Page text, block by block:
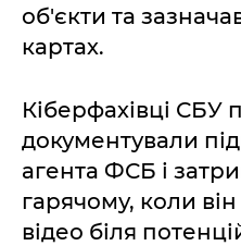
об'єкти та
картах.
Кіберфахівці СБУ
документували
агента ФСБ і
гарячому, коли
відео біля